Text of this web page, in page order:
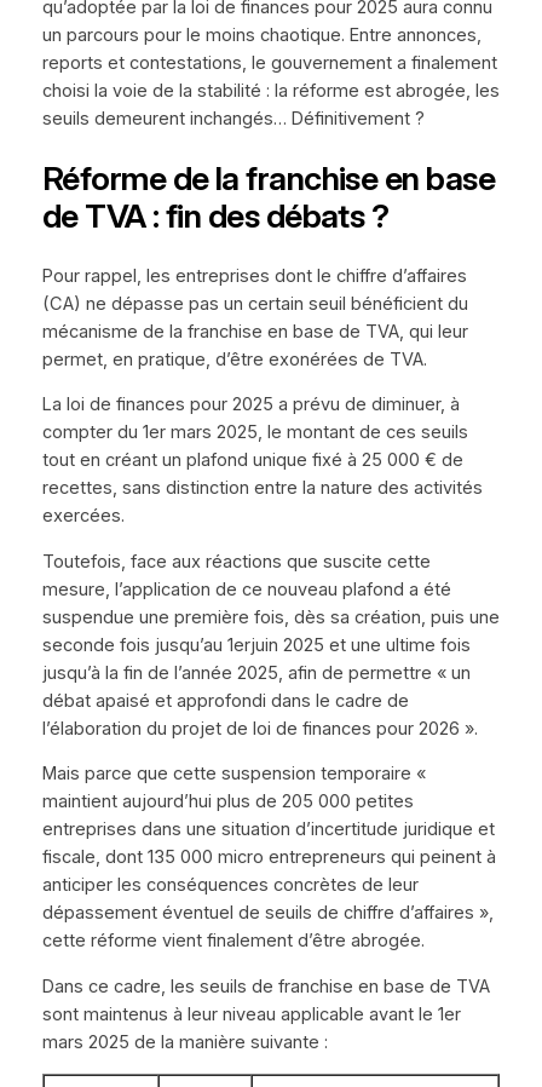
qu’adoptée par la loi de finances pour 2025 aura connu
un parcours pour le moins chaotique. Entre annonces,
reports et contestations, le gouvernement a finalement
choisi la voie de la stabilité : la réforme est abrogée, les
seuils demeurent inchangés… Définitivement ?
Réforme de la franchise en base
de TVA : fin des débats ?
Pour rappel, les entreprises dont le chiffre d’affaires
(CA) ne dépasse pas un certain seuil bénéficient du
mécanisme de la franchise en base de TVA, qui leur
permet, en pratique, d’être exonérées de TVA.
La loi de finances pour 2025 a prévu de diminuer, à
compter du 1er mars 2025, le montant de ces seuils
tout en créant un plafond unique fixé à 25 000 € de
recettes, sans distinction entre la nature des activités
exercées.
Toutefois, face aux réactions que suscite cette
mesure, l’application de ce nouveau plafond a été
suspendue une première fois, dès sa création, puis une
seconde fois jusqu’au 1erjuin 2025 et une ultime fois
jusqu’à la fin de l’année 2025, afin de permettre « un
débat apaisé et approfondi dans le cadre de
l’élaboration du projet de loi de finances pour 2026 ».
Mais parce que cette suspension temporaire «
maintient aujourd’hui plus de 205 000 petites
entreprises dans une situation d’incertitude juridique et
fiscale, dont 135 000 micro entrepreneurs qui peinent à
anticiper les conséquences concrètes de leur
dépassement éventuel de seuils de chiffre d’affaires »,
cette réforme vient finalement d’être abrogée.
Dans ce cadre, les seuils de franchise en base de TVA
sont maintenus à leur niveau applicable avant le 1er
mars 2025 de la manière suivante :